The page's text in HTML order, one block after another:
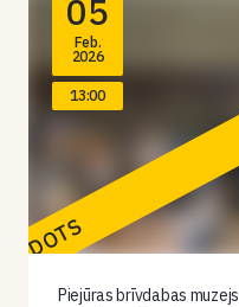
05
Feb.
2026
13:00
Piejūras brīvdabas muzejs